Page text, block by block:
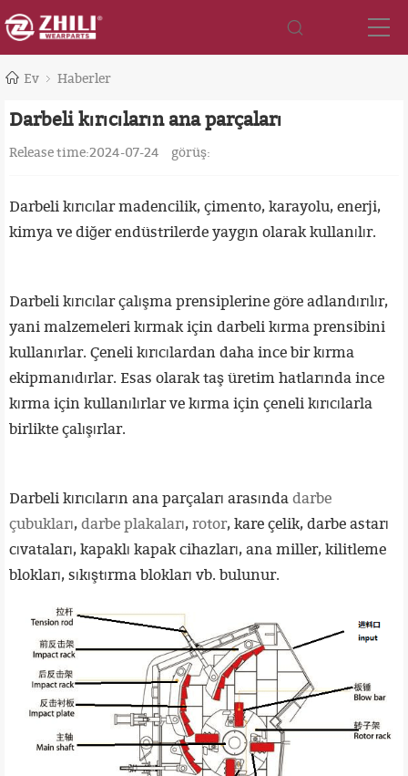
Ev Haberler
Darbeli kırıcıların ana parçaları
Release time:2024-07-24 görüş:
Darbeli kırıcılar madencilik, çimento, karayolu, enerji,
kimya ve diğer endüstrilerde yaygın olarak kullanılır.
Darbeli kırıcılar çalışma prensiplerine göre adlandırılır,
yani malzemeleri kırmak için darbeli kırma prensibini
kullanırlar. Çeneli kırıcılardan daha ince bir kırma
ekipmanıdırlar. Esas olarak taş üretim hatlarında ince
kırma için kullanılırlar ve kırma için çeneli kırıcılarla
birlikte çalışırlar.
Darbeli kırıcıların ana parçaları arasında darbe
çubukları, darbe plakaları, rotor, kare çelik, darbe astarı
cıvataları, kapaklı kapak cihazları, ana miller, kilitleme
blokları, sıkıştırma blokları vb. bulunur.